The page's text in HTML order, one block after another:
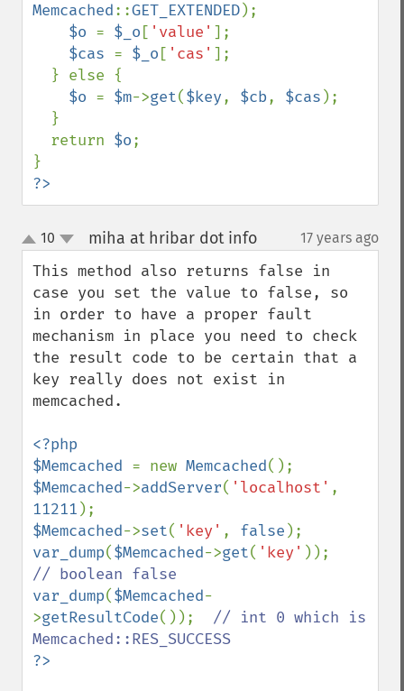
Memcached::GET_EXTENDED);
$o = $_o [ 'value' ];
$cas = $_o [ 'cas' ];
$o = $m->get($key, $cb, $cas );
  return
$o;
?>
up
down
10 miha at hribar dot info¶ 17 years ago
This method also returns false in
case you set the value to false, so
in order to have a proper fault
mechanism in place you need to check
the result code to be certain that a
key really does not exist in
memcached.
<?php
$Memcached = new Memcached
$Memcached->addServer( 'localhost'
11211
$Memcached->set( 'key' , false
var_dump($Memcached->get( 'key'
var_dump($Memcached-
>getResultCode()); // int 0 which is